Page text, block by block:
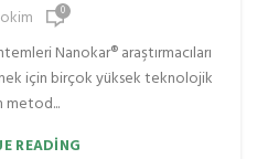
0
Nanokar® araştırmacıları
için birçok yüksek teknolojik
metod...
READING